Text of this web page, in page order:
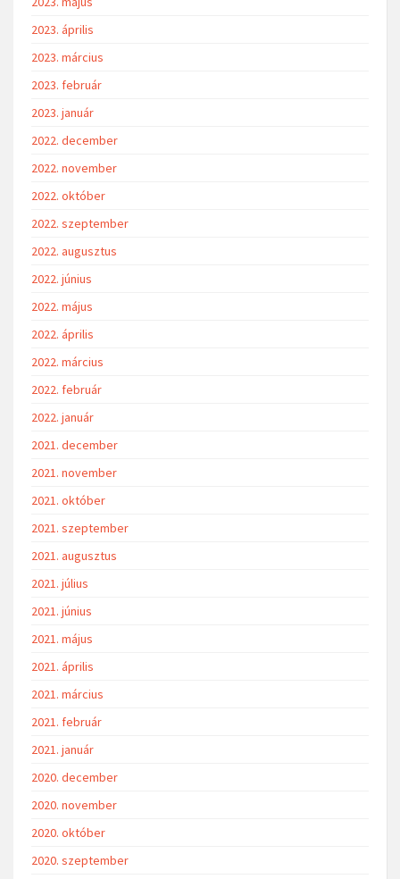
2023. április
2023. március
2023. február
2023. január
2022. december
2022. november
2022. október
2022. szeptember
2022. augusztus
2022. június
2022. május
2022. április
2022. március
2022. február
2022. január
2021. december
2021. november
2021. október
2021. szeptember
2021. augusztus
2021. július
2021. június
2021. május
2021. április
2021. március
2021. február
2021. január
2020. december
2020. november
2020. október
2020. szeptember